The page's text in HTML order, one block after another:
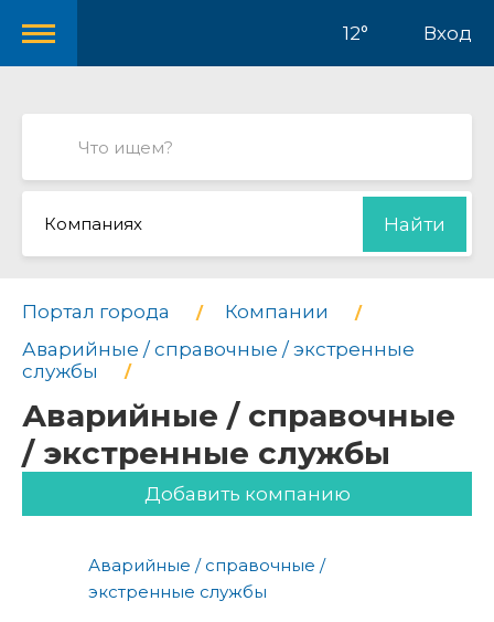
12° Вход
Компаниях Найти
Портал города
Компании
Аварийные / справочные / экстренные
службы
Аварийные / справочные
/ экстренные службы
Добавить компанию
Аварийные / справочные /
экстренные службы